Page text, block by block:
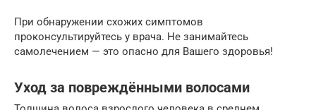
При обнаружении схожих симптомов
проконсультируйтесь у врача. Не занимайтесь
самолечением — это опасно для Вашего здоровья!
Уход за повреждёнными волосами